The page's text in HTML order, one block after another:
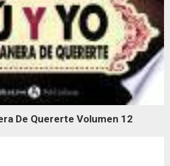
De Quererte Volumen 12